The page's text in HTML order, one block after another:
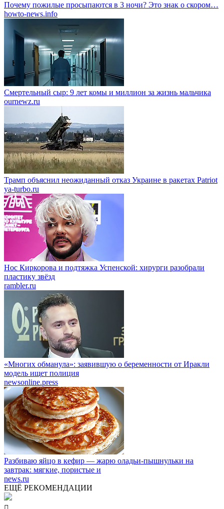
Почему пожилые просыпаются в 3 ночи? Это знак о скором…
howto-news.info
Смертельный сыр: 9 лет комы и миллион за жизнь мальчика
ournewz.ru
Трамп объяснил неожиданный отказ Украине в ракетах Patriot
ya-turbo.ru
Нос Киркорова и подтяжка Успенской: хирурги разобрали
пластику звёзд
rambler.ru
«Многих обманула»: заявившую о беременности от Иракли
модель ищет полиция
newsonline.press
Разбиваю яйцо в кефир — жарю оладьи-пышнульки на
завтрак: мягкие, пористые и
news.ru
ЕЩЁ РЕКОМЕНДАЦИИ